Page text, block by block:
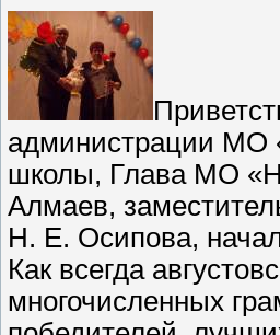
администрации МО
школы, Глава МО
Алмаев,
Н. Е. Осипова,
Как всегда
многочисленных